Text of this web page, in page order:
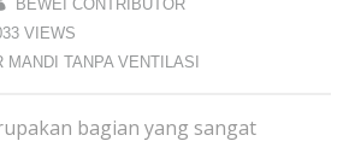
BEWEI CONTRIBUTOR
VIEWS
TANPA VENTILASI
bagian yang sangat